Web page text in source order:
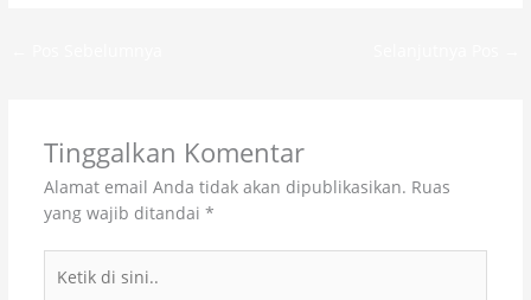
Tinggalkan Komentar
Alamat email Anda tidak akan dipublikasikan. Ruas
yang wajib ditandai *